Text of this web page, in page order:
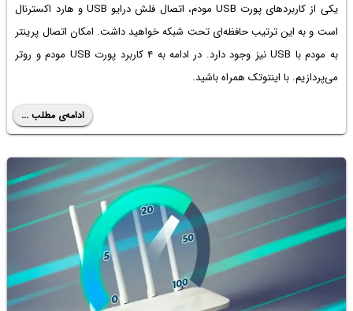
یکی از کاربردهای پورت USB مودم، اتصال فلش درایو USB و هارد اکسترنال
است و به این ترتیب حافظه‌ای تحت شبکه خواهید داشت. امکان اتصال پرینتر
به مودم با USB
نیز وجود دارد. در ادامه به ۴ کاربرد پورت USB مودم و روتر
می‌پردازیم. با اینتوتک همراه باشید.
ادامه‌ی مطلب ...